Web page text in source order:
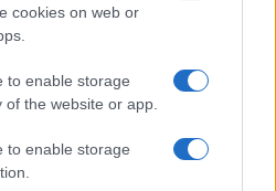
cookies on web or
to enable storage
the website or app.
to enable storage
medica.
Bank e analista fintech,
dei consumatori si sta
regolamentare, la scelta